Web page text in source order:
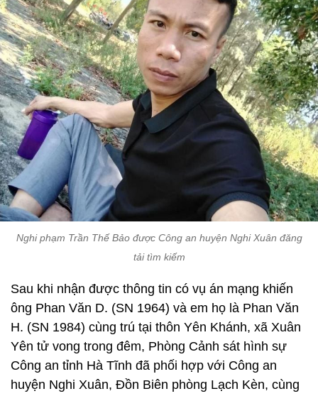
Nghi phạm Trần Thế Bảo được Công an huyện Nghi Xuân đăng
tải tìm kiếm
Sau khi nhận được thông tin có vụ án mạng khiến
ông Phan Văn D. (SN 1964) và em họ là Phan Văn
H. (SN 1984) cùng trú tại thôn Yên Khánh, xã Xuân
Yên tử vong trong đêm, Phòng Cảnh sát hình sự
Công an tỉnh Hà Tĩnh đã phối hợp với Công an
huyện Nghi Xuân, Đồn Biên phòng Lạch Kèn, cùng